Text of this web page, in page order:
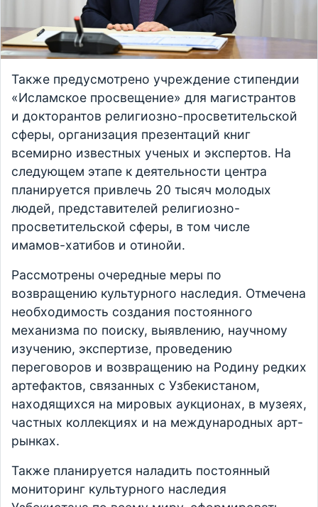
Также предусмотрено учреждение стипендии
«Исламское просвещение» для магистрантов
и докторантов религиозно-просветительской
сферы, организация презентаций книг
всемирно известных ученых и экспертов. На
следующем этапе к деятельности центра
планируется привлечь 20 тысяч молодых
людей, представителей религиозно-
просветительской сферы, в том числе
имамов-хатибов и отинойи.
Рассмотрены очередные меры по
возвращению культурного наследия. Отмечена
необходимость создания постоянного
механизма по поиску, выявлению, научному
изучению, экспертизе, проведению
переговоров и возвращению на Родину редких
артефактов, связанных с Узбекистаном,
находящихся на мировых аукционах, в музеях,
частных коллекциях и на международных арт-
рынках.
Также планируется наладить постоянный
мониторинг культурного наследия